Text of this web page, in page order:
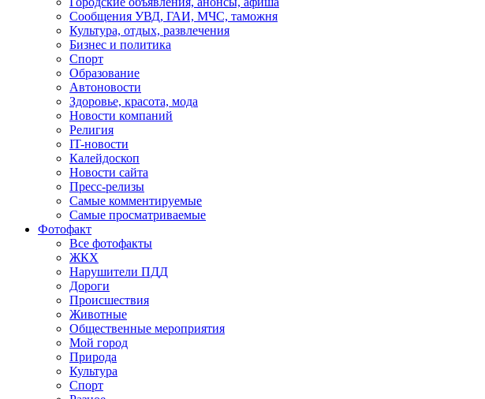
Сообщения УВД, ГАИ, МЧС, таможня
Культура, отдых, развлечения
Бизнес и политика
Спорт
Образование
Автоновости
Здоровье, красота, мода
Новости компаний
Религия
IT-новости
Калейдоскоп
Новости сайта
Пресс-релизы
Самые комментируемые
Самые просматриваемые
Фотофакт
Все фотофакты
ЖКХ
Нарушители ПДД
Дороги
Происшествия
Животные
Общественные мероприятия
Мой город
Природа
Культура
Спорт